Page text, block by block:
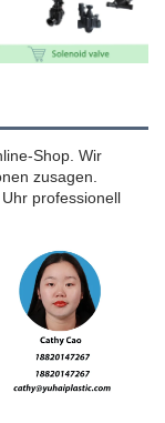
Shop. Wir
zusagen.
professionell